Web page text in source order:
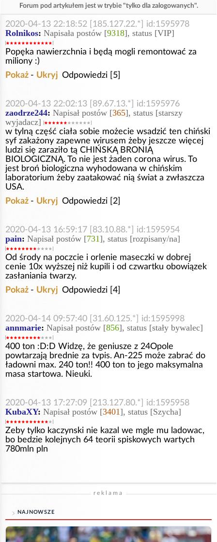
Forum pod artykułem jest w trybie "tylko dla zalogowanych".
2020-04-13 22:18:52 [185.127.22.*] id:1595978
Rolnikos: Napisała postów [9318], status [VIP]
Popęka nawierzchnia i będą mogli remontować za
miliony :)
Pokaż - Ukryj Odpowiedzi [5]
2020-04-13 22:02:13 [89.67.13.*] id:1595976
zaodrze244: Napisał postów [365], status [starszy
wyjadacz]
w tylną część ciała sobie możecie wsadzić ten chiński
syf zakażony zapewne wirusem żeby jeszcze więcej
ludzi się zaraziło tą CHIŃSKĄ BRONIĄ
BIOLOGICZNĄ. To nie jest żaden corona wirus. To
jest broń biologiczna wyhodowana w chińskim
laboratorium żeby zaatakować nią świat a zwłaszcza
USA.
Pokaż - Ukryj Odpowiedzi [2]
2020-04-13 16:59:17 [83.10.88.*] id:1595954
pain: Napisał postów [731], status [rozpisany/na]
Od środy na poczcie i orlenie maseczki w dobrej
cenie 10x wyższej niż kupili i od czwartku obowiązek
zasłaniania twarzy.
Pokaż - Ukryj Odpowiedzi [4]
2020-04-14 09:57:40 [31.60.125.*] id:1595998
annmarie: Napisał postów [856], status [stały bywalec]
400 ton :D:D Widzę, że geniusze z 24Opole
powtarzają brednie za tvpis. An-225 może zabrać do
ładowni max. 240 ton!! 400 ton to jego maksymalna
masa startowa. Nieuki.
2020-04-13 17:27:09 [213.127.80.*] id:1595958
KubaXY: Napisał postów [3401], status [Szycha]
Zeby tylko kaczynski nie kazal we mgle mu ladowac,
bo bedzie kolejnych 64 teorii spiskowych wartych
780mln pln
reklama
NAJNOWSZE